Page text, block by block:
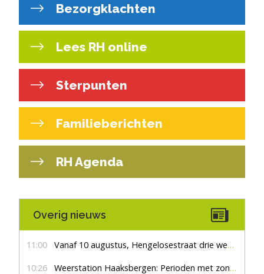
Bezorgklachten
Lees RH online
Sterpunten
Familieberichten
RH Agenda
Overig nieuws
11:00 Vanaf 10 augustus, Hengelosestraat drie weken dicht voor doorgaand verkeer
10:26 Weerstation Haaksbergen: Perioden met zon en droog